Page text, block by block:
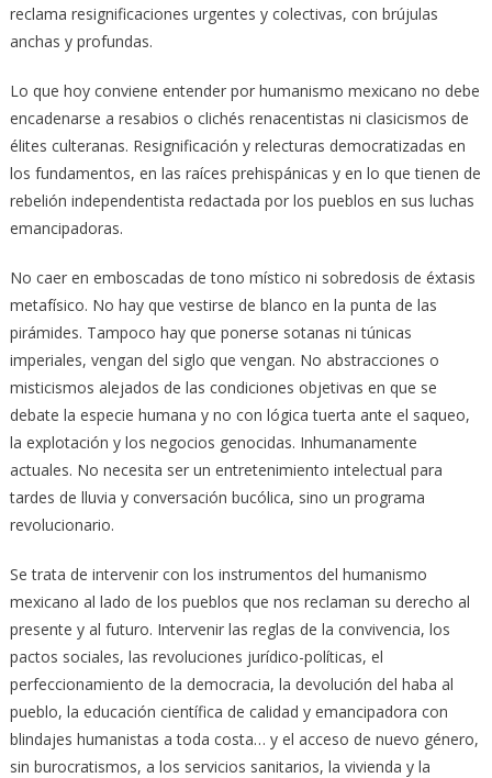
reclama resignificaciones urgentes y colectivas, con brújulas
anchas y profundas.
Lo que hoy conviene entender por humanismo mexicano no debe
encadenarse a resabios o clichés renacentistas ni clasicismos de
élites culteranas. Resignificación y relecturas democratizadas en
los fundamentos, en las raíces prehispánicas y en lo que tienen de
rebelión independentista redactada por los pueblos en sus luchas
emancipadoras.
No caer en emboscadas de tono místico ni sobredosis de éxtasis
metafísico. No hay que vestirse de blanco en la punta de las
pirámides. Tampoco hay que ponerse sotanas ni túnicas
imperiales, vengan del siglo que vengan. No abstracciones o
misticismos alejados de las condiciones objetivas en que se
debate la especie humana y no con lógica tuerta ante el saqueo,
la explotación y los negocios genocidas. Inhumanamente
actuales. No necesita ser un entretenimiento intelectual para
tardes de lluvia y conversación bucólica, sino un programa
revolucionario.
Se trata de intervenir con los instrumentos del humanismo
mexicano al lado de los pueblos que nos reclaman su derecho al
presente y al futuro. Intervenir las reglas de la convivencia, los
pactos sociales, las revoluciones jurídico-políticas, el
perfeccionamiento de la democracia, la devolución del haba al
pueblo, la educación científica de calidad y emancipadora con
blindajes humanistas a toda costa… y el acceso de nuevo género,
sin burocratismos, a los servicios sanitarios, la vivienda y la